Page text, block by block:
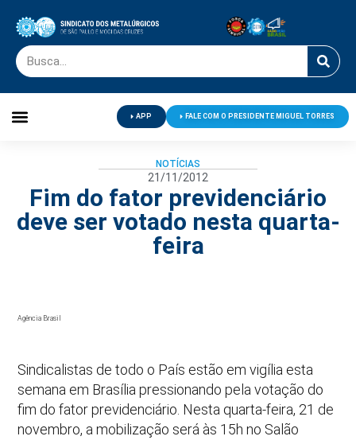
APP FALE COM O PRESIDENTE MIGUEL TORRES
NOTÍCIAS
21/11/2012
Fim do fator previdenciário
deve ser votado nesta quarta-
feira
Agência Brasil
Sindicalistas de todo o País estão em vigília esta
semana em Brasília pressionando pela votação do
fim do fator previdenciário. Nesta quarta-feira, 21 de
novembro, a mobilização será às 15h no Salão